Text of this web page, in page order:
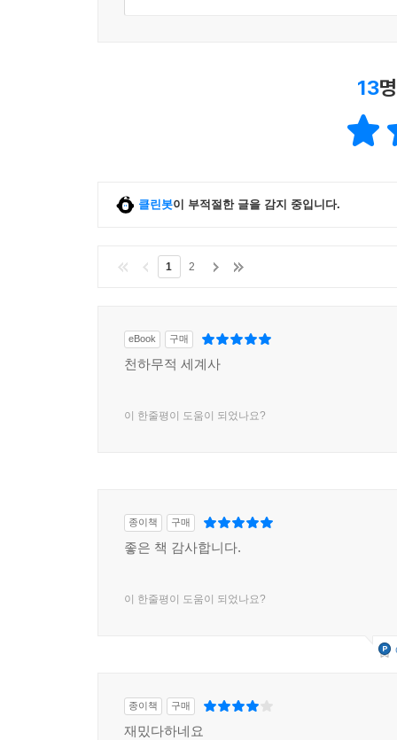
됨으로써 갈 길을 잃은 인류가 찾아낸 대안인 ‘
6. 개방성(Openness) ― 잠깐 질문을 던져보
주목한다. 말하자면 그는 다른 폴리스가 모두 폐
로마인이 지녔던 특이하고도 매력적인 장점인 ‘
고대 그리스 국가들의 리더 격이었던 스파르
명에 불과했다. 5?10배에 달하는 나머지 사람들은
까다롭게 관리해 집단의 질을 높였다. 그리고 거
기원전 451년 아테네 정부는 부모가 아테네 시
로마는 그리스와 반대로 로마 시민권을 이방인
Antoninus, 재위 211?17년)는 212년 로마제국
자유인이면 누구나 로마 시민권을 획득할 수 있게
13
클린봇이 부적절한 글을 감지 중입니다.
1 2
eBook 구매
천하무적 세계사
이 한줄평이 도움이 되었나요?
종이책 구매
좋은 책 감사합니다.
이 한줄평이 도움이 되었나요?
종이책 구매
재밌다하네요